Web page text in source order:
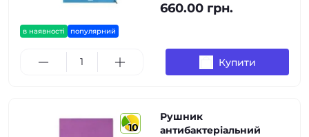
в наявності популярний
660.00 грн.
Купити
10
Рушник
антибактеріальний